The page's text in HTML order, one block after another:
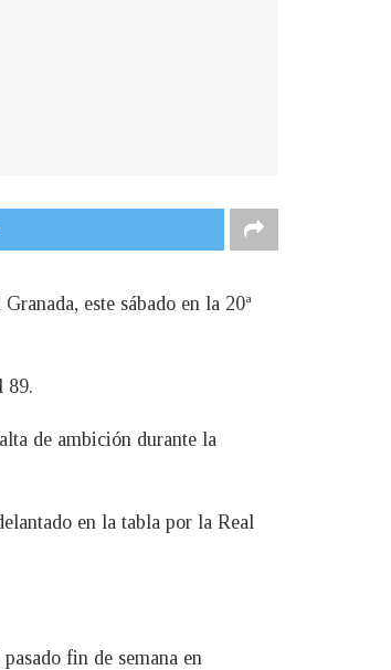
este sábado en la 20ª
89.
de ambición durante la
en la tabla por la Real
fin de semana en